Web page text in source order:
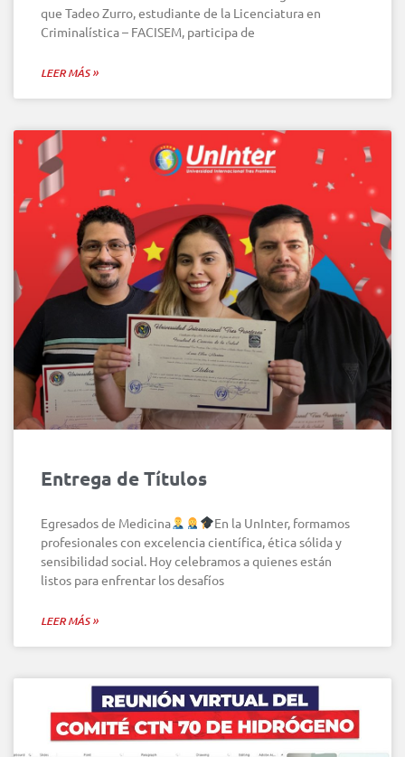
que Tadeo Zurro, estudiante de la Licenciatura en
Criminalística – FACISEM, participa de
LEER MÁS »
Entrega de Títulos
Egresados de Medicina
En la UnInter, formamos
profesionales con excelencia científica, ética sólida y
sensibilidad social. Hoy celebramos a quienes están
listos para enfrentar los desafíos
LEER MÁS »